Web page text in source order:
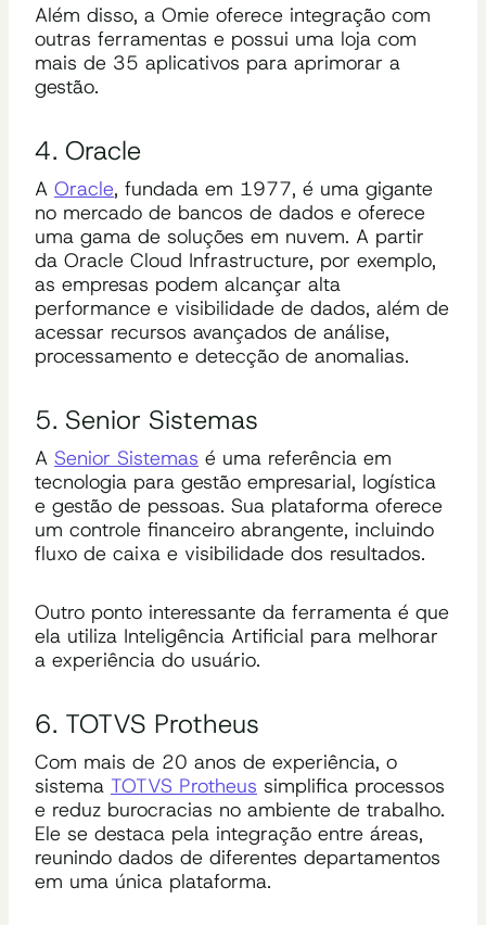
Além disso, a Omie oferece integração com
outras ferramentas e possui uma loja com
mais de 35 aplicativos para aprimorar a
gestão.
4. Oracle
A Oracle, fundada em 1977, é uma gigante
no mercado de bancos de dados e oferece
uma gama de soluções em nuvem. A partir
da Oracle Cloud Infrastructure, por exemplo,
as empresas podem alcançar alta
performance e visibilidade de dados, além de
acessar recursos avançados de análise,
processamento e detecção de anomalias.
5. Senior Sistemas
A Senior Sistemas é uma referência em
tecnologia para gestão empresarial, logística
e gestão de pessoas. Sua plataforma oferece
um controle financeiro abrangente, incluindo
fluxo de caixa e visibilidade dos resultados.
Outro ponto interessante da ferramenta é que
ela utiliza Inteligência Artificial para melhorar
a experiência do usuário.
6. TOTVS Protheus
Com mais de 20 anos de experiência, o
sistema TOTVS Protheus simplifica processos
e reduz burocracias no ambiente de trabalho.
Ele se destaca pela integração entre áreas,
reunindo dados de diferentes departamentos
em uma única plataforma.